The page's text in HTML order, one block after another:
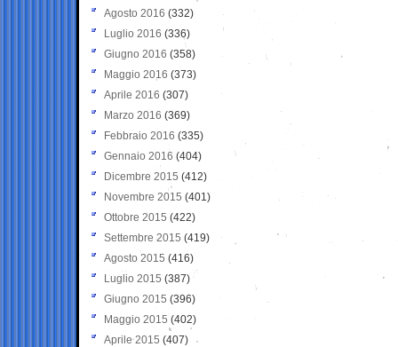
Agosto 2016 (332)
Luglio 2016 (336)
Giugno 2016 (358)
Maggio 2016 (373)
Aprile 2016 (307)
Marzo 2016 (369)
Febbraio 2016 (335)
Gennaio 2016 (404)
Dicembre 2015 (412)
Novembre 2015 (401)
Ottobre 2015 (422)
Settembre 2015 (419)
Agosto 2015 (416)
Luglio 2015 (387)
Giugno 2015 (396)
Maggio 2015 (402)
Aprile 2015 (407)